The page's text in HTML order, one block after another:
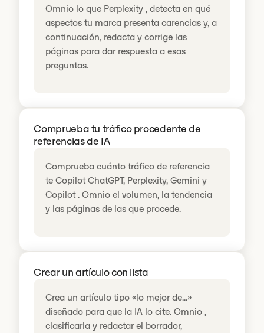
Omnio lo que Perplexity , detecta en qué
aspectos tu marca presenta carencias y, a
continuación, redacta y corrige las
páginas para dar respuesta a esas
preguntas.
Comprueba tu tráfico procedente de
referencias de IA
Comprueba cuánto tráfico de referencia
te Copilot ChatGPT, Perplexity, Gemini y
Copilot . Omnio el volumen, la tendencia
y las páginas de las que procede.
Crear un artículo con lista
Crea un artículo tipo «lo mejor de...»
diseñado para que la IA lo cite. Omnio ,
clasificarla y redactar el borrador,